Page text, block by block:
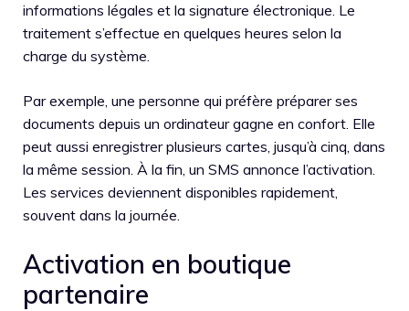
informations légales et la signature électronique. Le
traitement s’effectue en quelques heures selon la
charge du système.
Par exemple, une personne qui préfère préparer ses
documents depuis un ordinateur gagne en confort. Elle
peut aussi enregistrer plusieurs cartes, jusqu’à cinq, dans
la même session. À la fin, un SMS annonce l’activation.
Les services deviennent disponibles rapidement,
souvent dans la journée.
Activation en boutique
partenaire